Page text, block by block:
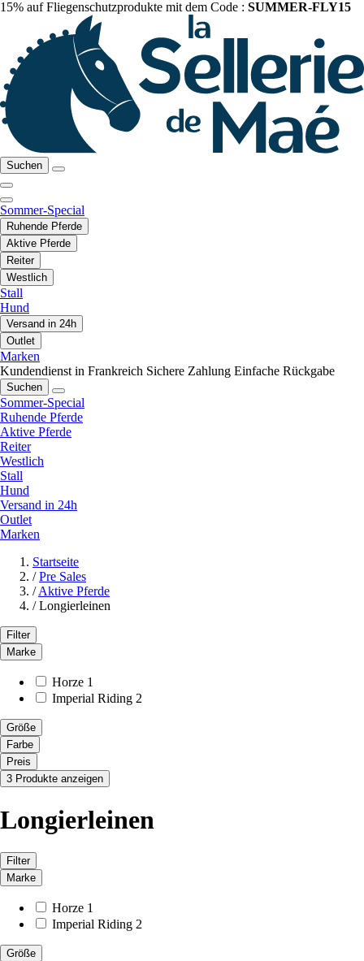
15% auf Fliegenschutzprodukte mit dem Code : SUMMER-FLY15
Suchen
Sommer-Special
Ruhende Pferde
Aktive Pferde
Reiter
Westlich
Stall
Hund
Versand in 24h
Outlet
Marken
Kundendienst in Frankreich Sichere Zahlung Einfache Rückgabe
Suchen
Sommer-Special
Ruhende Pferde
Aktive Pferde
Reiter
Westlich
Stall
Hund
Versand in 24h
Outlet
Marken
Startseite
/ Pre Sales
/ Aktive Pferde
/ Longierleinen
Filter
Marke
Horze 1
Imperial Riding 2
Größe
Farbe
Preis
3 Produkte anzeigen
Longierleinen
Filter
Marke
Horze 1
Imperial Riding 2
Größe